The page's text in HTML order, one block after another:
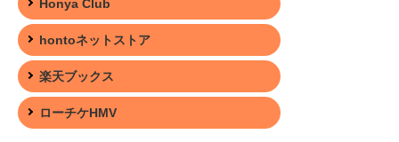
Honya Club
hontoネットストア
楽天ブックス
ローチケHMV